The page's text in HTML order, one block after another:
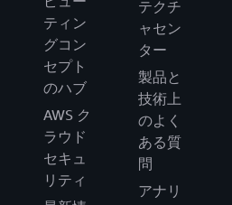
ティン
グコン
セプト
のハブ
AWS ク
ラウド
セキュ
リティ
テクチ
ャセン
ター
製品と
技術上
のよく
ある質
問
アナリ